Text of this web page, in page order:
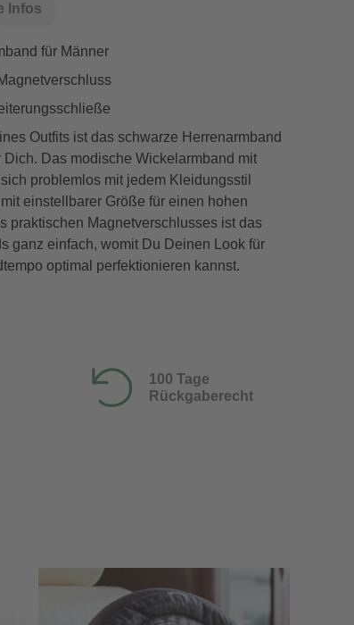
Infos
für Männer
Outfits ist das schwarze Herrenarmband
Das modische Wickelarmband mit
problemlos mit jedem Kleidungsstil
einstellbarer Größe für einen hohen
praktischen Magnetverschlusses ist das
ganz einfach, womit Du Deinen Look für
optimal perfektionieren kannst.
100 Tage
Rückgaberecht